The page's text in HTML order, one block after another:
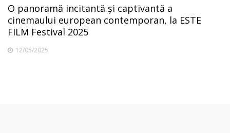
O panoramă incitantă și captivantă a
cinemaului european contemporan, la ESTE
FILM Festival 2025
12/05/2025